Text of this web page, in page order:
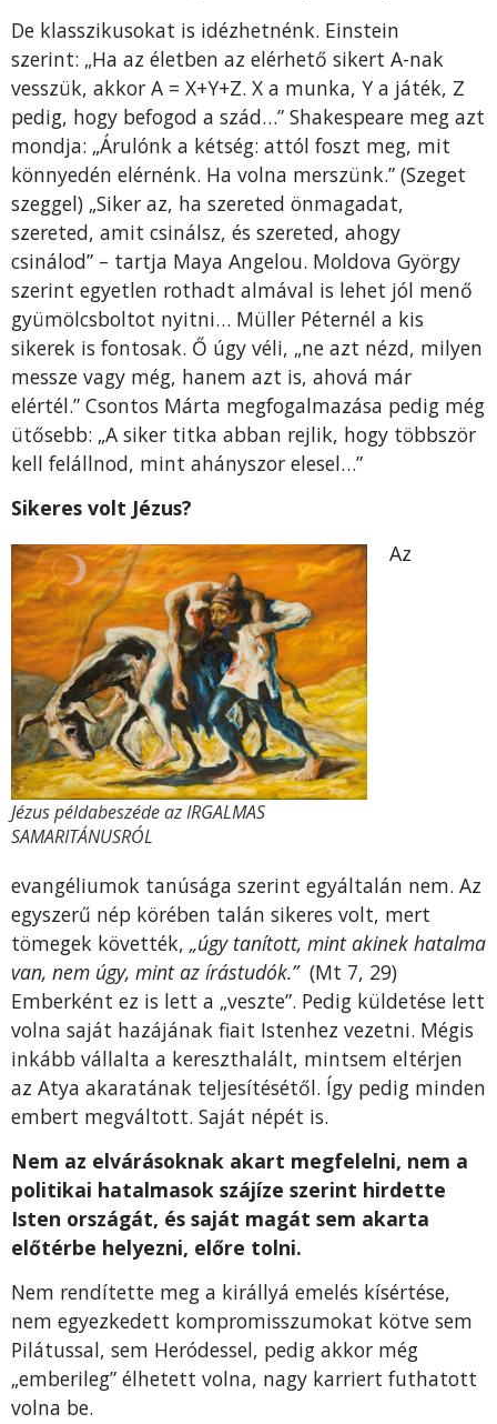
De klasszikusokat is idézhetnénk. Einstein
szerint: „Ha az életben az elérhető sikert A-nak
vesszük, akkor A = X+Y+Z. X a munka, Y a játék, Z
pedig, hogy befogod a szád…” Shakespeare meg azt
mondja: „Árulónk a kétség: attól foszt meg, mit
könnyedén elérnénk. Ha volna merszünk.” (Szeget
szeggel) „Siker az, ha szereted önmagadat,
szereted, amit csinálsz, és szereted, ahogy
csinálod” – tartja Maya Angelou. Moldova György
szerint egyetlen rothadt almával is lehet jól menő
gyümölcsboltot nyitni… Müller Péternél a kis
sikerek is fontosak. Ő úgy véli, „ne azt nézd, milyen
messze vagy még, hanem azt is, ahová már
elértél.” Csontos Márta megfogalmazása pedig még
ütősebb: „A siker titka abban rejlik, hogy többször
kell felállnod, mint ahányszor elesel…”
Sikeres volt Jézus?
Jézus példabeszéde az IRGALMAS
SAMARITÁNUSRÓL
Az
evangéliumok tanúsága szerint egyáltalán nem. Az
egyszerű nép körében talán sikeres volt, mert
tömegek követték, „úgy tanított, mint akinek hatalma
van, nem úgy, mint az írástudók.” (Mt 7, 29)
Emberként ez is lett a „veszte”. Pedig küldetése lett
volna saját hazájának fiait Istenhez vezetni. Mégis
inkább vállalta a kereszthalált, mintsem eltérjen
az Atya akaratának teljesítésétől. Így pedig minden
embert megváltott. Saját népét is.
Nem az elvárásoknak akart megfelelni, nem a
politikai hatalmasok szájíze szerint hirdette
Isten országát, és saját magát sem akarta
előtérbe helyezni, előre tolni.
Nem rendítette meg a királlyá emelés kísértése,
nem egyezkedett kompromisszumokat kötve sem
Pilátussal, sem Heródessel, pedig akkor még
„emberileg” élhetett volna, nagy karriert futhatott
volna be.